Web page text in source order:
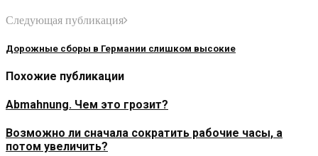
Следующая публикация
Дорожные сборы в Германии слишком высокие
Похожие публикации
Abmahnung. Чем это грозит?
Возможно ли сначала сократить рабочие часы, а
потом увеличить?